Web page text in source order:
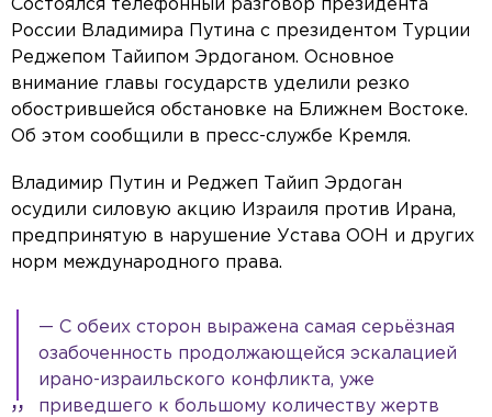
Состоялся телефонный разговор президента
России Владимира Путина с президентом Турции
Реджепом Тайипом Эрдоганом. Основное
внимание главы государств уделили резко
обострившейся обстановке на Ближнем Востоке.
Об этом сообщили в пресс-службе Кремля.
Владимир Путин и Реджеп Тайип Эрдоган
осудили силовую акцию Израиля против Ирана,
предпринятую в нарушение Устава ООН и других
норм международного права.
— С обеих сторон выражена самая серьёзная
озабоченность продолжающейся эскалацией
ирано-израильского конфликта, уже
приведшего к большому количеству жертв